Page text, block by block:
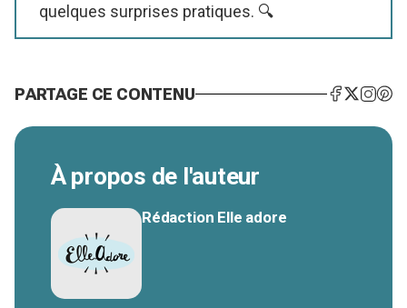
quelques surprises pratiques. 🔍
PARTAGE CE CONTENU
À propos de l'auteur
Rédaction Elle adore